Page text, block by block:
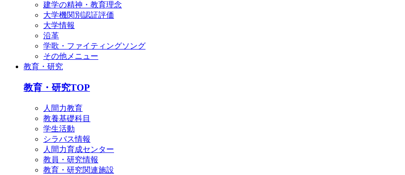
建学の精神・教育理念
大学機関別認証評価
大学情報
沿革
学歌・ファイティングソング
その他メニュー
教育・研究
教育・研究TOP
人間力教育
教養基礎科目
学生活動
シラバス情報
人間力育成センター
教員・研究情報
教育・研究関連施設